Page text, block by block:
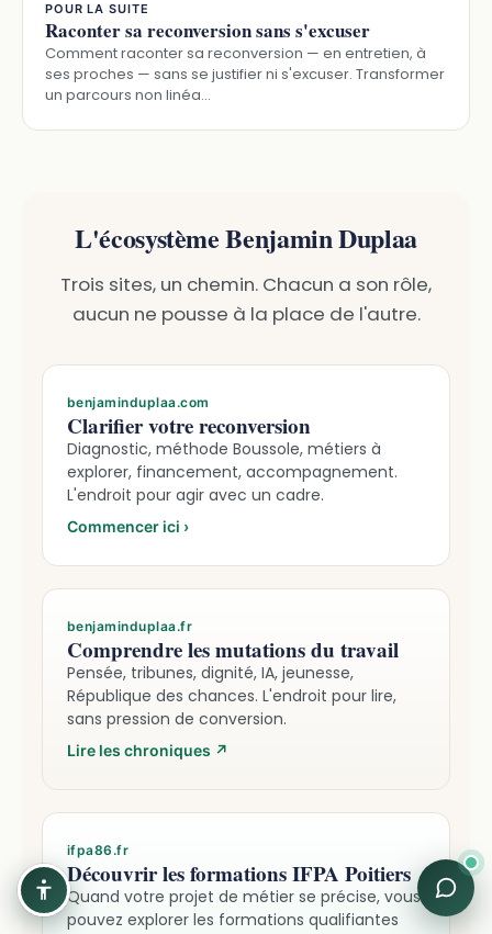
POUR LA SUITE
Raconter sa reconversion sans s'excuser
Comment raconter sa reconversion — en entretien, à
ses proches — sans se justifier ni s'excuser. Transformer
un parcours non linéa…
L'écosystème Benjamin Duplaa
Trois sites, un chemin. Chacun a son rôle,
aucun ne pousse à la place de l'autre.
benjaminduplaa.com
Clarifier votre reconversion
Diagnostic, méthode Boussole, métiers à
explorer, financement, accompagnement.
L'endroit pour agir avec un cadre.
Commencer ici ›
benjaminduplaa.fr
Comprendre les mutations du travail
Pensée, tribunes, dignité, IA, jeunesse,
République des chances. L'endroit pour lire,
sans pression de conversion.
Lire les chroniques ↗
ifpa86.fr
Découvrir les formations IFPA Poitiers
Quand votre projet de métier se précise, vous
pouvez explorer les formations qualifiantes